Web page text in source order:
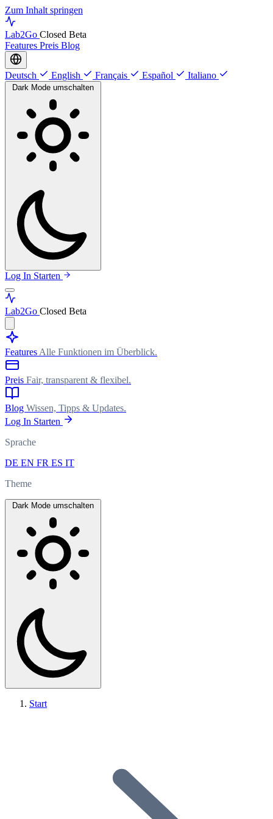
Zum Inhalt springen
Lab2Go Closed Beta
Features Preis Blog
Deutsch English Français Español Italiano
Dark Mode umschalten
Log In Starten
Lab2Go Closed Beta
Features Alle Funktionen im Überblick.
Preis Fair, transparent & flexibel.
Blog Wissen, Tipps & Updates.
Log In Starten
Sprache
DE EN FR ES IT
Theme
Dark Mode umschalten
Start